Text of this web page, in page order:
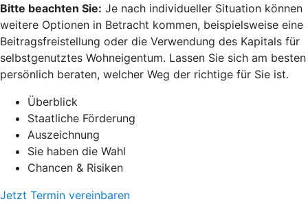
Bitte beachten Sie: Je nach individueller Situation können
weitere Optionen in Betracht kommen, beispielsweise eine
Beitragsfreistellung oder die Verwendung des Kapitals für
selbstgenutztes Wohneigentum. Lassen Sie sich am besten
persönlich beraten, welcher Weg der richtige für Sie ist.
Überblick
Staatliche Förderung
Auszeichnung
Sie haben die Wahl
Chancen & Risiken
Jetzt Termin vereinbaren